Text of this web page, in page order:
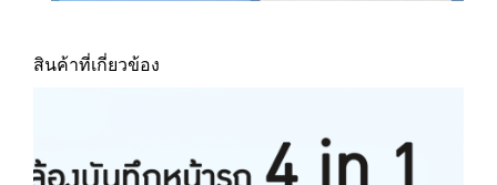
สินค้าที่เกี่ยวข้อง